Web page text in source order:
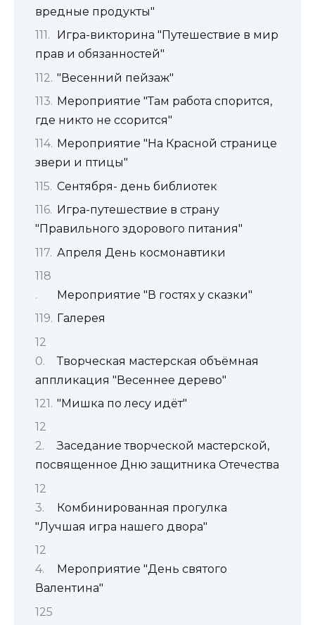
вредные продукты"
Игра-викторина "Путешествие в мир
прав и обязанностей"
"Весенний пейзаж"
Мероприятие "Там работа спорится,
где никто не ссорится"
Мероприятие "На Красной странице
звери и птицы"
Сентября- день библиотек
Игра-путешествие в страну
"Правильного здорового питания"
Апреля День космонавтики
Мероприятие "В гостях у сказки"
Галерея
Творческая мастерская объёмная
аппликация "Весеннее дерево"
"Мишка по лесу идёт"
Заседание творческой мастерской,
посвященное Дню защитника Отечества
Комбинированная прогулка
"Лучшая игра нашего двора"
Мероприятие "День святого
Валентина"